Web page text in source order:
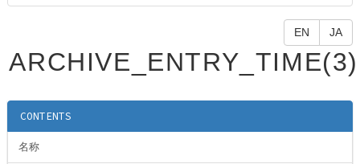
EN JA
ARCHIVE_ENTRY_TIME(3)
CONTENTS
名称